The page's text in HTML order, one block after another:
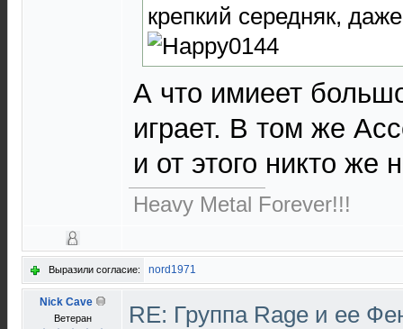
крепкий середняк,
А что имиеет
играет. В том же
и от этого никто же
Heavy Metal Forever!!!
Выразили согласие: nord1971
Nick Cave
Ветеран
RE: Группа Rage и ее